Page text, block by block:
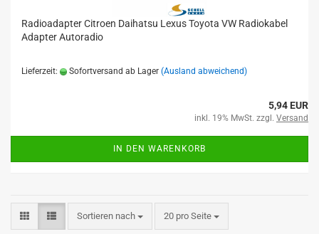
Radioadapter Citroen Daihatsu Lexus Toyota VW Radiokabel
Adapter Autoradio
Lieferzeit: Sofortversand ab Lager (Ausland abweichend)
5,94 EUR
inkl. 19% MwSt. zzgl. Versand
IN DEN WARENKORB
Sortieren nach 20 pro Seite